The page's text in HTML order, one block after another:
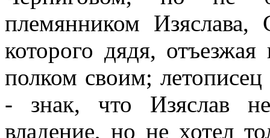
племянником Изяслава,
которого дядя,
полком своим;
- знак, что Изяслав
владение, но не хотел